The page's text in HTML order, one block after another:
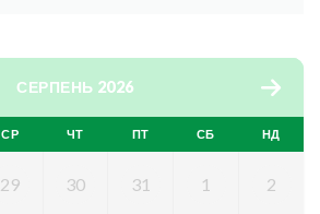
СЕРПЕНЬ 2026
СР ЧТ ПТ СБ НД
29 30 31 1 2